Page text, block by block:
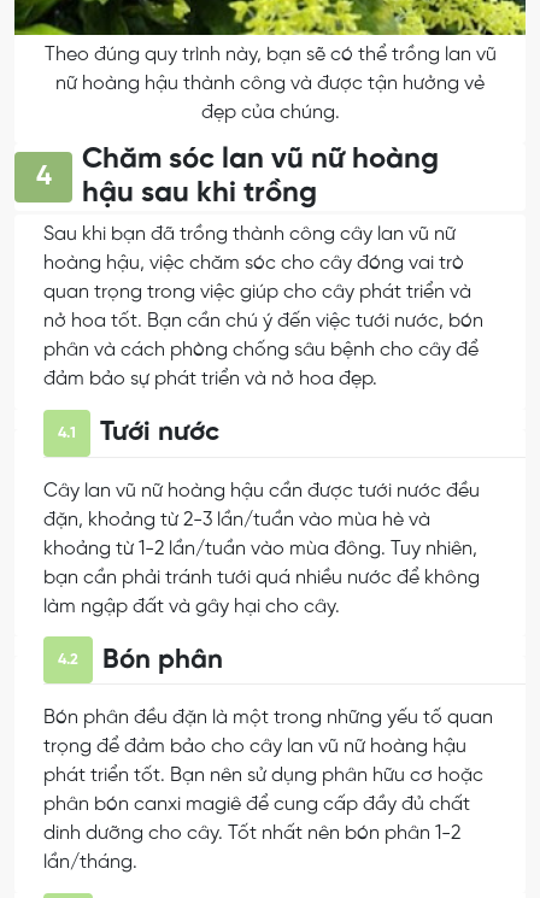
Theo đúng quy trình này, bạn sẽ có thể trồng lan vũ
nữ hoàng hậu thành công và được tận hưởng vẻ
đẹp của chúng.
4
Chăm sóc lan vũ nữ hoàng
hậu sau khi trồng
Sau khi bạn đã trồng thành công cây lan vũ nữ
hoàng hậu, việc chăm sóc cho cây đóng vai trò
quan trọng trong việc giúp cho cây phát triển và
nở hoa tốt. Bạn cần chú ý đến việc tưới nước, bón
phân và cách phòng chống sâu bệnh cho cây để
đảm bảo sự phát triển và nở hoa đẹp.
4.1 Tưới nước
Cây lan vũ nữ hoàng hậu cần được tưới nước đều
đặn, khoảng từ 2-3 lần/tuần vào mùa hè và
khoảng từ 1-2 lần/tuần vào mùa đông. Tuy nhiên,
bạn cần phải tránh tưới quá nhiều nước để không
làm ngập đất và gây hại cho cây.
4.2 Bón phân
Bón phân đều đặn là một trong những yếu tố quan
trọng để đảm bảo cho cây lan vũ nữ hoàng hậu
phát triển tốt. Bạn nên sử dụng phân hữu cơ hoặc
phân bón canxi magiê để cung cấp đầy đủ chất
dinh dưỡng cho cây. Tốt nhất nên bón phân 1-2
lần/tháng.